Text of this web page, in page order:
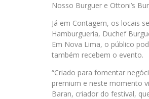
Nosso Burguer e Ottoni’s
Já em Contagem, os locais
Hamburgueria, Duchef
Em Nova Lima, o público
também recebem o evento.
“Criado para fomentar
premium e neste momento
Baran, criador do festival,